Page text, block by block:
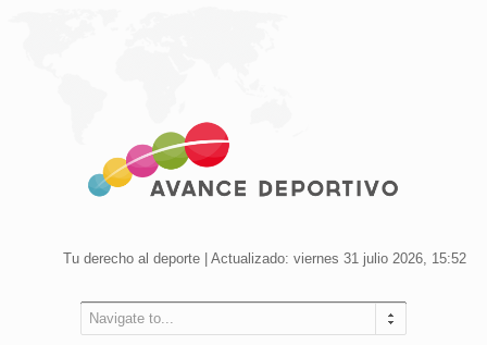
Tu derecho al deporte | Actualizado: viernes 31 julio 2026, 15:52
Navigate to...